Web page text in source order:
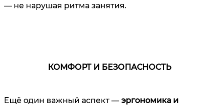
— не нарушая ритма занятия.
КОМФОРТ И БЕЗОПАСНОСТЬ
Ещё один важный аспект — эргономика и